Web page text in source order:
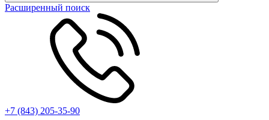
Расширенный поиск
+7 (843) 205-35-90